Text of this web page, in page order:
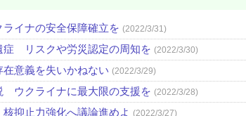
イナの安全保障確立を (2022/3/31)
症 リスクや労災認定の周知を (2022/3/30)
意義を失いかねない (2022/3/29)
ウクライナに最大限の支援を (2022/3/28)
抑止力強化へ議論進めよ (2022/3/27)